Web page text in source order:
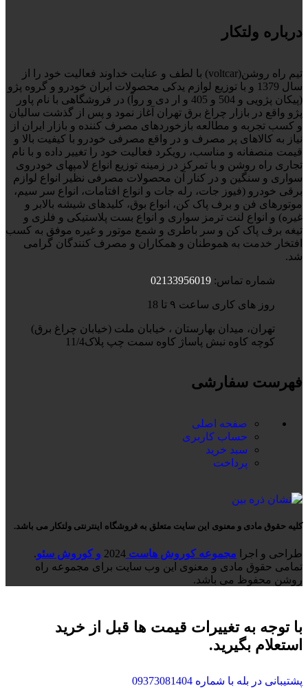
درباره ولتکار
تیم راه روشن(voltcar) با لطف و عنایت خداوند فعالیت خود را از
سال 1379 و با توزیع لوازم یدکی محصولات ایران خودرو و گروه پژو
(پیکان پژویی و 504 و 405 و ار دی و روآ) در فروشگاهی با نام پاور
پژو واقع در بازار چراغ برق تهران آغاز نمود و پس از گذشت سالیان
و کسب تجربه و مطالعه بازخوردهای مصرف کننده و بازار ایران از
نیاز به کالاهای پر مصرف و در واقع مصرفی خودرو با کیفیت بالا و
قیمت منصفانه و مناسب، رویکرد فعالیت خود را تغییر داده و با نام
تجاری راه روشن و با تمرکز در زمینه توزیع انواع لامپهای خودروی
سواری و سنگین و در کنار آن محصولات مصرفی نظیر انواع لوازم
برقی خودرو (فیوز جات، رله جات و انواع افتامات، انواع سر سیم،
موتورهای فن و برف پاک کن، انواع بوق، کلیدهای شیشه بالابر و
غیره) و انواع لنت ترمز سواری و انواع بست پلاستیکی و فلزی و
تیغه برف پاک کن و سر باطری و شمع موتور و غیره موفق به کسب
افتخار خدمت به هموطنان و همکاران و مصرف کنندگان گرامی
شد.
شماره تماس: 02133956019
روز های کاری ساعت ۹ تا 18
تهران، میدان بهارستان ، خیابان ملت (خیابان چراغ برق)
کوچه کاوه نبش پاساژ کاوه سمت چپ پلاک11/4
فهرست سفارشی
صفحه اصلی
حساب کاربری
سبد خرید
پرداخت
کلیه حقوق مادی و معنوی این سایت متعلق به فروشگاه اینترنتی ولتکار می باشد.
طراحی و اجرا مجموعه کوروش هاست 2024 و کوروش سئو.
تمامی حقوق مادی و معنوی این وب سایت برای مجموعه راه
روشن محفوظ می باشد.
با توجه به تغییرات قیمت ها قبل از خرید
استعلام بگیرید.
پشتیبانی در بله با شماره 09373081404